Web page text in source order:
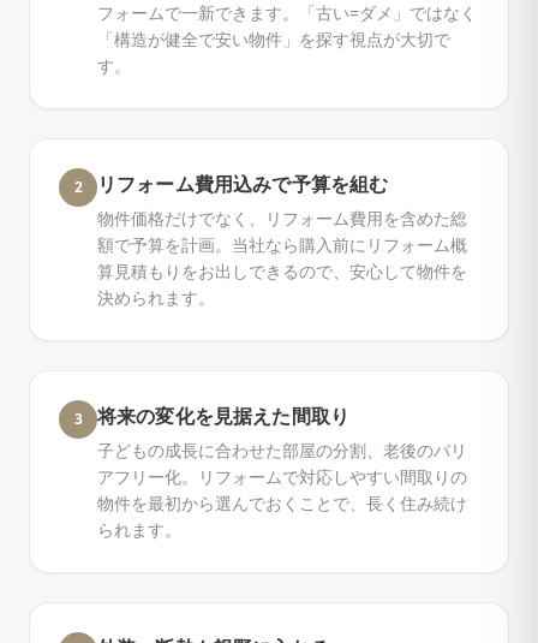
フォームで一新できます。「古い=ダメ」ではなく
「構造が健全で安い物件」を探す視点が大切で
す。
2 リフォーム費用込みで予算を組む
物件価格だけでなく、リフォーム費用を含めた総
額で予算を計画。当社なら購入前にリフォーム概
算見積もりをお出しできるので、安心して物件を
決められます。
3 将来の変化を見据えた間取り
子どもの成長に合わせた部屋の分割、老後のバリ
アフリー化。リフォームで対応しやすい間取りの
物件を最初から選んでおくことで、長く住み続け
られます。